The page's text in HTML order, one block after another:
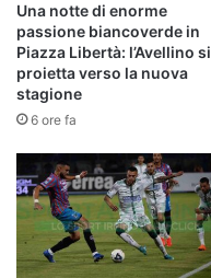
Una notte di enorme
passione biancoverde in
Piazza Libertà: l’Avellino si
proietta verso la nuova
stagione
6 ore fa